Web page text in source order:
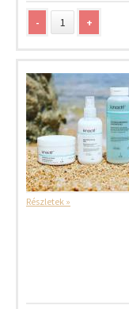
- +
Részletek »